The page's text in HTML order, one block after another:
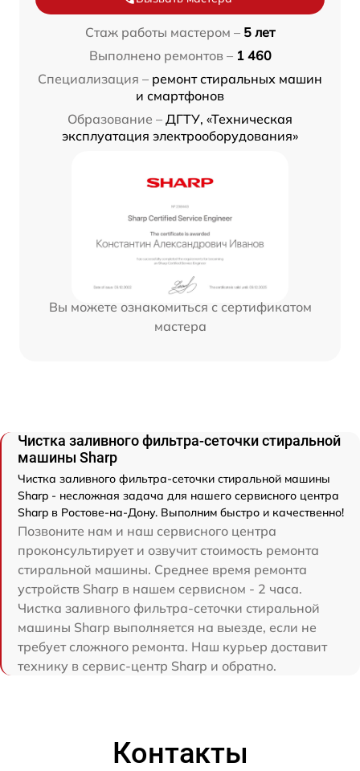
Стаж работы мастером – 5 лет
Выполнено ремонтов – 1 460
Специализация – ремонт стиральных машин
и смартфонов
Образование – ДГТУ, «Техническая
эксплуатация электрооборудования»
Вы можете ознакомиться с сертификатом
мастера
Чистка заливного фильтра-сеточки стиральной
машины Sharp
Чистка заливного фильтра-сеточки стиральной машины
Sharp - несложная задача для нашего сервисного центра
Sharp в Ростове-на-Дону. Выполним быстро и качественно!
Позвоните нам и наш сервисного центра
проконсультирует и озвучит стоимость ремонта
стиральной машины. Среднее время ремонта
устройств Sharp в нашем сервисном - 2 часа.
Чистка заливного фильтра-сеточки стиральной
машины Sharp выполняется на выезде, если не
требует сложного ремонта. Наш курьер доставит
технику в сервис-центр Sharp и обратно.
Контакты